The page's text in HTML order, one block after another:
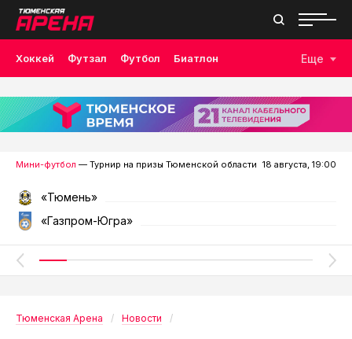
Хоккей Футзал Футбол Биатлон
Лыжные гонки Волейбол Плавание Дзюдо
Скалолазание Велоспорт Бокс
Еще
Мини-футбол — Турнир на призы Тюменской области 18 августа, 19:00
«Тюмень»
«Газпром-Югра»
Тюменская Арена Новости